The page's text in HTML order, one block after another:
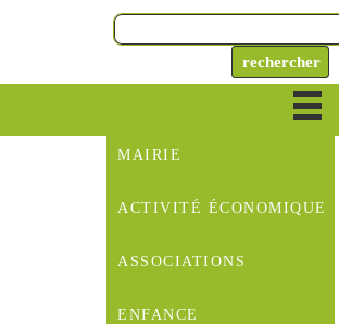
MAIRIE
ACTIVITÉ ÉCONOMIQUE
ASSOCIATIONS
ENFANCE